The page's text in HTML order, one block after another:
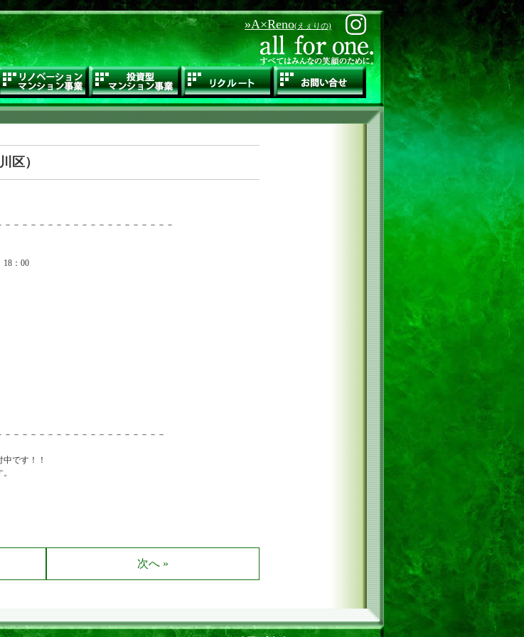
»A×Reno(えぇりの)
需型マンション事業リノベーションマンション事業
投資型マンション事業リクルート お問い合せ
区）
－－－－－－－－－－－－－－－－－－－
：00
－－－－－－－－－－－－－－－－－－
です！！
次へ »